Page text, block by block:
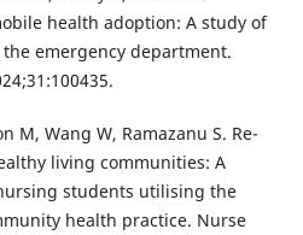
health adoption: A study of
emergency department.
M, Wang W, Ramazanu S. Re-
living communities: A
students utilising the
health practice. Nurse